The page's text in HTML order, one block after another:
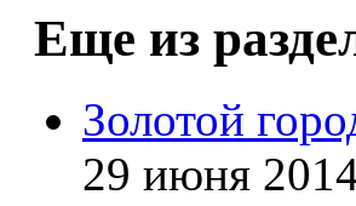
Еще из
Золотой
29 июня